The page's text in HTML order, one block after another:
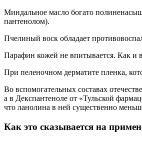
Миндальное масло богато
пантенолом).
Пчелиный воск обладает
Парафин кожей не впитывается. Как и
При пеленочном дерматите пленка,
Во вспомогательных составах
а в Декспантеноле от «Тульской
что ланолина в ней существенно
Как это сказывается на